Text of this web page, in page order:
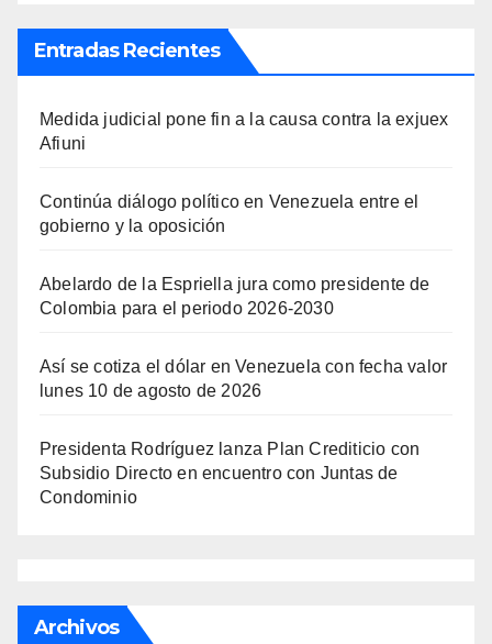
Entradas Recientes
Medida judicial pone fin a la causa contra la exjuex
Afiuni
Continúa diálogo político en Venezuela entre el
gobierno y la oposición
Abelardo de la Espriella jura como presidente de
Colombia para el periodo 2026-2030
Así se cotiza el dólar en Venezuela con fecha valor
lunes 10 de agosto de 2026
Presidenta Rodríguez lanza Plan Crediticio con
Subsidio Directo en encuentro con Juntas de
Condominio
Archivos